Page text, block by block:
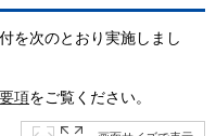
を次のとおり実施しまし
項をご覧ください。